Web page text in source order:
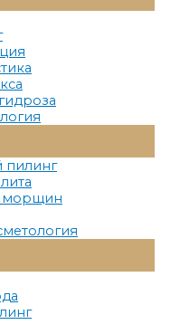
Меню
Меню
пилинг
морщин
Меню